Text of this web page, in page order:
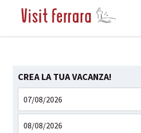
CREA LA TUA VACANZA!